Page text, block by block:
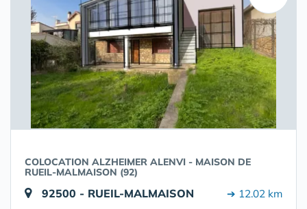
COLOCATION ALZHEIMER ALENVI - MAISON DE
RUEIL-MALMAISON (92)
92500 - RUEIL-MALMAISON ➔ 12.02 km